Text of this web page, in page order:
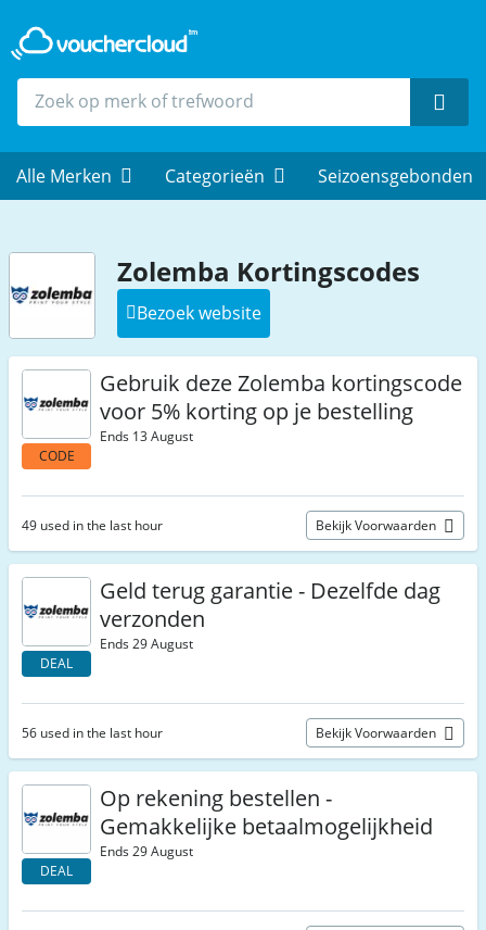
Alle Merken Categorieën Seizoensgebonden
Zolemba Kortingscodes
Bezoek website
CODE
Gebruik deze Zolemba kortingscode
voor 5% korting op je bestelling
Ends 13 August
49 used in the last hour Bekijk Voorwaarden
DEAL
Geld terug garantie - Dezelfde dag
verzonden
Ends 29 August
56 used in the last hour Bekijk Voorwaarden
DEAL
Op rekening bestellen -
Gemakkelijke betaalmogelijkheid
Ends 29 August